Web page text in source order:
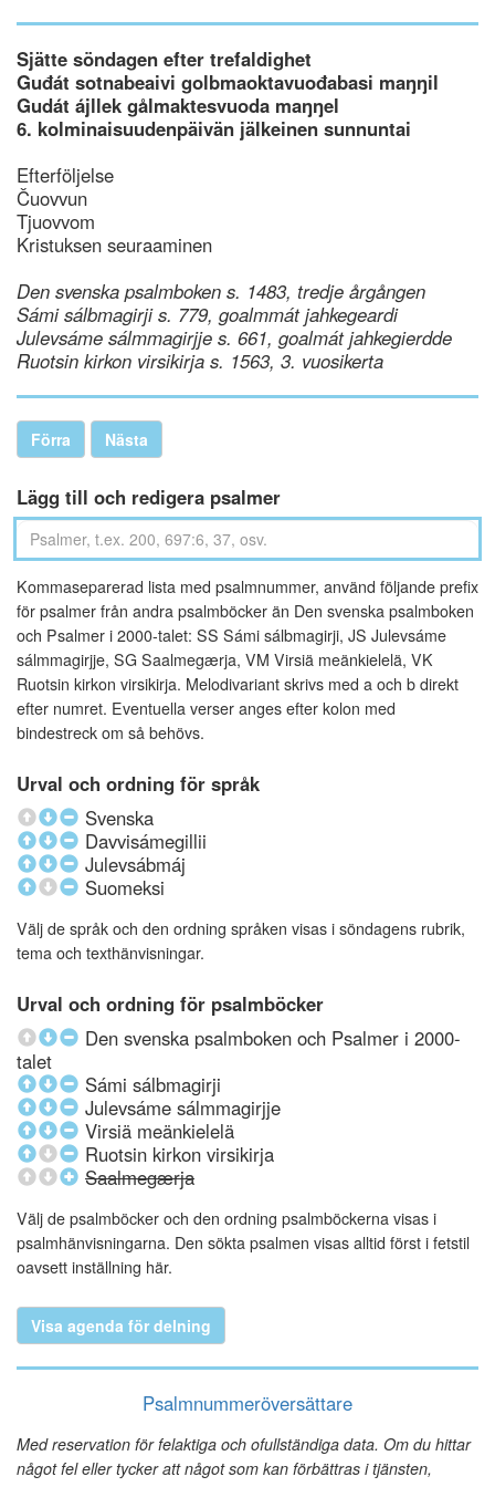
Sjätte söndagen efter trefaldighet
Guđát sotnabeaivi golbmaoktavuođabasi maŋŋil
Gudát ájllek gålmaktesvuoda maŋŋel
6. kolminaisuudenpäivän jälkeinen sunnuntai
Efterföljelse
Čuovvun
Tjuovvom
Kristuksen seuraaminen
Den svenska psalmboken s. 1483, tredje årgången
Sámi sálbmagirji s. 779, goalmmát jahkegeardi
Julevsáme sálmmagirjje s. 661, goalmát jahkegierdde
Ruotsin kirkon virsikirja s. 1563, 3. vuosikerta
Förra Nästa
Lägg till och redigera psalmer
Kommaseparerad lista med psalmnummer, använd följande prefix
för psalmer från andra psalmböcker än Den svenska psalmboken
och Psalmer i 2000-talet: SS Sámi sálbmagirji, JS Julevsáme
sálmmagirjje, SG Saalmegærja, VM Virsiä meänkielelä, VK
Ruotsin kirkon virsikirja. Melodivariant skrivs med a och b direkt
efter numret. Eventuella verser anges efter kolon med
bindestreck om så behövs.
Urval och ordning för språk
Svenska
Davvisámegillii
Julevsábmáj
Suomeksi
Välj de språk och den ordning språken visas i söndagens rubrik,
tema och texthänvisningar.
Urval och ordning för psalmböcker
Den svenska psalmboken och Psalmer i 2000-
talet
Sámi sálbmagirji
Julevsáme sálmmagirjje
Virsiä meänkielelä
Ruotsin kirkon virsikirja
Saalmegærja
Välj de psalmböcker och den ordning psalmböckerna visas i
psalmhänvisningarna. Den sökta psalmen visas alltid först i fetstil
oavsett inställning här.
Visa agenda för delning
Psalmnummeröversättare
Med reservation för felaktiga och ofullständiga data. Om du hittar
något fel eller tycker att något som kan förbättras i tjänsten,